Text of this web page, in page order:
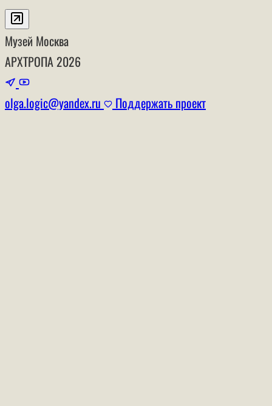
Музей Москва
АРХТРОПА 2026
olga.logic@yandex.ru Поддержать проект